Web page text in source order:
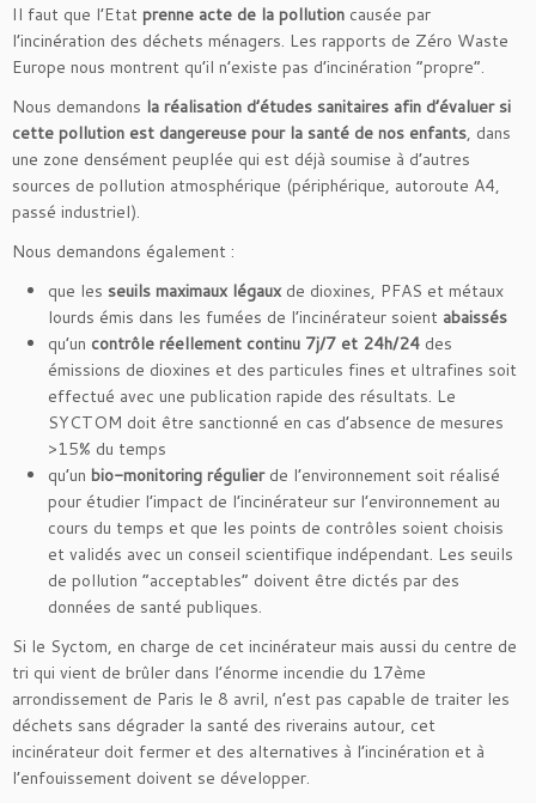
Il faut que l’Etat prenne acte de la pollution causée par
l’incinération des déchets ménagers. Les rapports de Zéro Waste
Europe nous montrent qu’il n’existe pas d’incinération “propre”.
Nous demandons la réalisation d’études sanitaires afin d’évaluer si
cette pollution est dangereuse pour la santé de nos enfants, dans
une zone densément peuplée qui est déjà soumise à d’autres
sources de pollution atmosphérique (périphérique, autoroute A4,
passé industriel).
Nous demandons également :
que les seuils maximaux légauxde dioxines, PFAS et métaux
lourds émis dans les fumées de l’incinérateur soient abaissés
qu’un contrôle réellement continu 7j/7 et 24h/24 des
émissions de dioxines et des particules fines et ultrafines soit
effectué avec une publication rapide des résultats. Le
SYCTOM doit être sanctionné en cas d’absence de mesures
>15% du temps
qu’un bio-monitoring régulier de l’environnement soit réalisé
pour étudier l’impact de l’incinérateur sur l’environnement au
cours du temps et que les points de contrôles soient choisis
et validés avec un conseil scientifique indépendant. Les seuils
de pollution “acceptables” doivent être dictés par des
données de santé publiques.
Si le Syctom, en charge de cet incinérateur mais aussi du centre de
tri qui vient de brûler dans l’énorme incendie du 17ème
arrondissement de Paris le 8 avril, n’est pas capable de traiter les
déchets sans dégrader la santé des riverains autour, cet
incinérateur doit fermer et des alternatives à l’incinération et à
l’enfouissement doivent se développer.